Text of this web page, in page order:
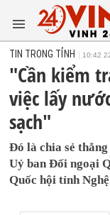
TIN TRONG TỈNH 10:42
"Cần kiểm
việc lấy
sạch"
Đó là chia sẻ
Uỷ ban Đối ngoại
Quốc hội tỉnh